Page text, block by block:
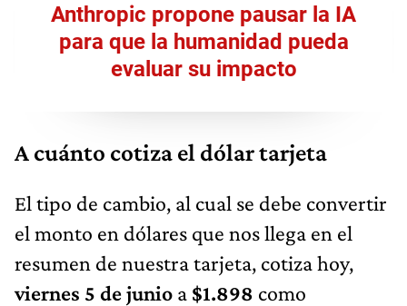
Anthropic propone pausar la IA
para que la humanidad pueda
evaluar su impacto
A cuánto cotiza el dólar tarjeta
El tipo de cambio, al cual se debe convertir
el monto en dólares que nos llega en el
resumen de nuestra tarjeta, cotiza hoy,
viernes 5 de junio a $1.898 como